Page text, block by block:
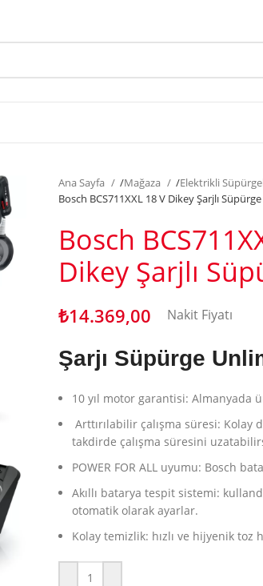
Ana Sayfa /Mağaza /Elektrikli
Bosch BCS711XXL 18 V Dikey Şarjlı Süpürge
Bosch
Dikey Şarjlı
₺14.369,00 Nakit Fiyatı
Şarjı Süpürge
10 yıl motor garantisi: Almanyada
Arttırılabilir çalışma süresi: Kolay
takdirde çalışma süresini
POWER FOR ALL uyumu: Bosch
Akıllı batarya tespit sistemi:
otomatik olarak ayarlar.
Kolay temizlik: hızlı ve hijyenik toz